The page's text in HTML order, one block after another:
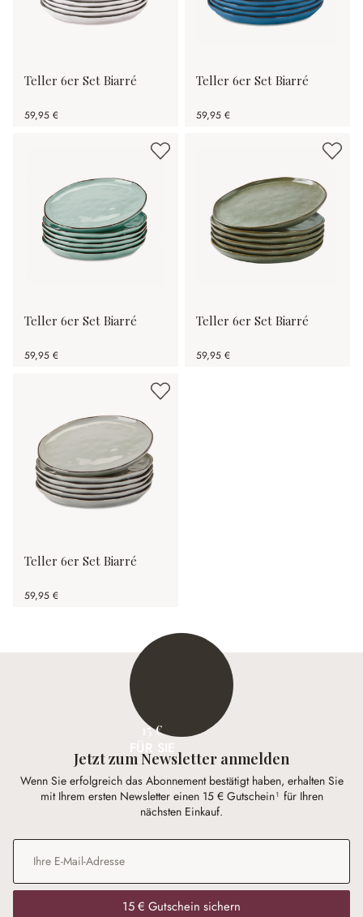
Teller 6er Set Biarré
59,95 €
Teller 6er Set Biarré
59,95 €
Teller 6er Set Biarré
59,95 €
Teller 6er Set Biarré
59,95 €
Teller 6er Set Biarré
59,95 €
15 €
Jetzt zum Newsletter anmelden
Wenn Sie erfolgreich das Abonnement bestätigt haben, erhalten Sie
mit Ihrem ersten Newsletter einen 15 € Gutschein¹ für Ihren
nächsten Einkauf.
E-Mail-Adresse
15 € Gutschein sichern